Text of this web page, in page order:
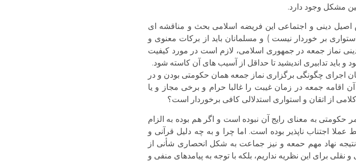
مشکل وجود دارد.
دینی و اجتماعی این فریضه اسلامی بحث و مناقشه ای
بر خوردار نیست ) و مسلمانان باید از برکات معنوی و
نماز جمعه در جمهوری اسلامی، لازم است در مورد کیفیت
باید تدابیری اندیشید تا حداقل از آسیب های آن کاسته شود.
اجرای چگونگی برگزاری نماز جمعه همان حکومتی بودن و در
جمعه در زمان غیبت را غالبا حرام و برخی مجاز و یا
از اتقان و استواری استدلالی کافی برخوردار است؟
به معنای رایج آن نبوده است و اگر هم بوده به الزام
اجتناب ناپذیر بوده است. اما چرا و به چه دلیل قرآنی و
نهاد مهم حمعه و نیز جماعت به شکل انحصاری شأنی از
برای این نظریه نداریم، بلکه با توجه به پیامدهای منفی و